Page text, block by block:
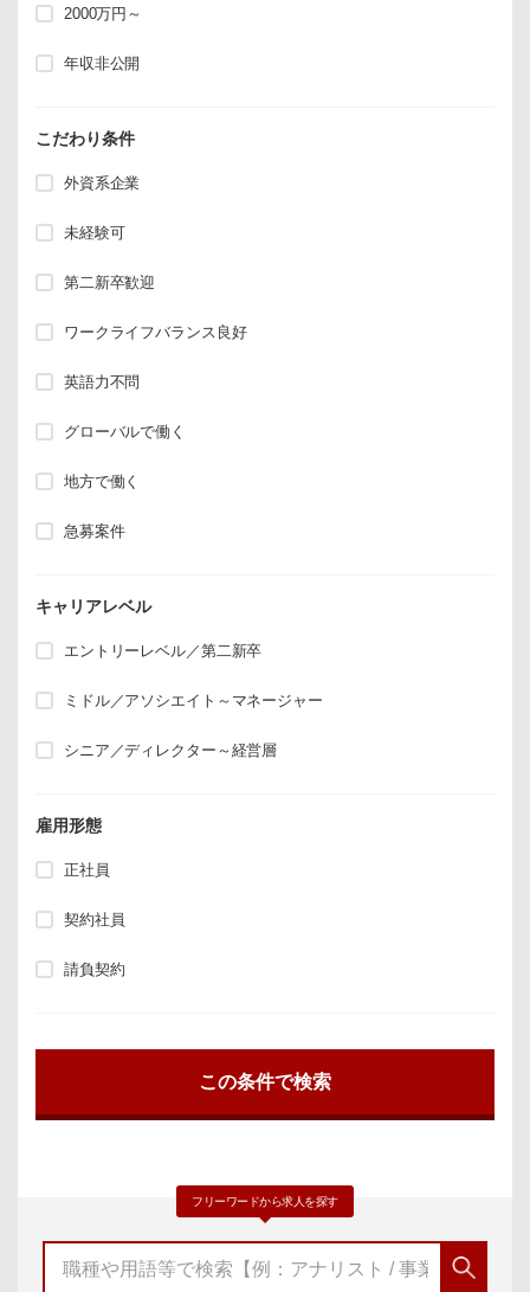
2000万円～
年収非公開
こだわり条件
外資系企業
未経験可
第二新卒歓迎
ワークライフバランス良好
英語力不問
グローバルで働く
地方で働く
急募案件
キャリアレベル
エントリーレベル／第二新卒
ミドル／アソシエイト～マネージャー
シニア／ディレクター～経営層
雇用形態
正社員
契約社員
請負契約
フリーワードから求人を探す